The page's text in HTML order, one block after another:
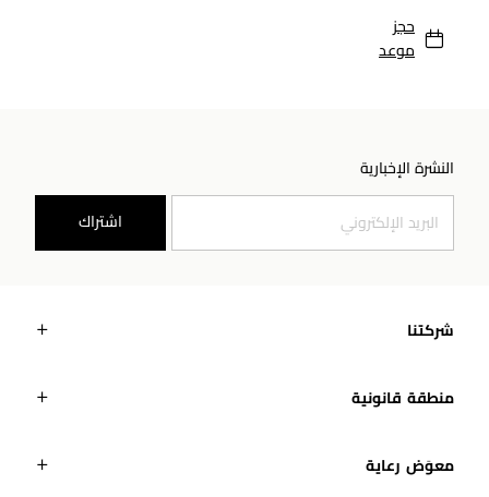
حجز
موعد
النشرة الإخبارية
اشتراك
شركتنا
منطقة قانونية
معوَض رعاية